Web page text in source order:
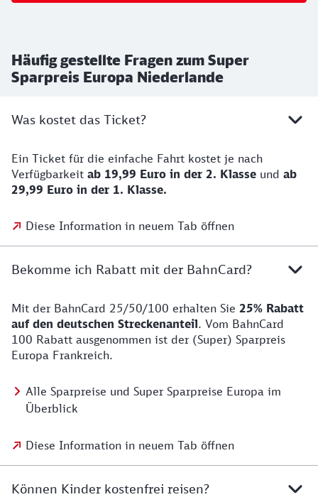
Häufig gestellte Fragen zum Super
Sparpreis Europa Niederlande
Was kostet das Ticket?
Ein Ticket für die einfache Fahrt kostet je nach
Verfügbarkeit ab 19,99 Euro in der 2. Klasse und ab
29,99 Euro in der 1. Klasse.
Diese Information in neuem Tab öffnen
Bekomme ich Rabatt mit der BahnCard?
Mit der BahnCard 25/50/100 erhalten Sie 25% Rabatt
auf den deutschen Streckenanteil. Vom BahnCard
100 Rabatt ausgenommen ist der (Super) Sparpreis
Europa Frankreich.
Alle Sparpreise und Super Sparpreise Europa im
Überblick
Diese Information in neuem Tab öffnen
Können Kinder kostenfrei reisen?